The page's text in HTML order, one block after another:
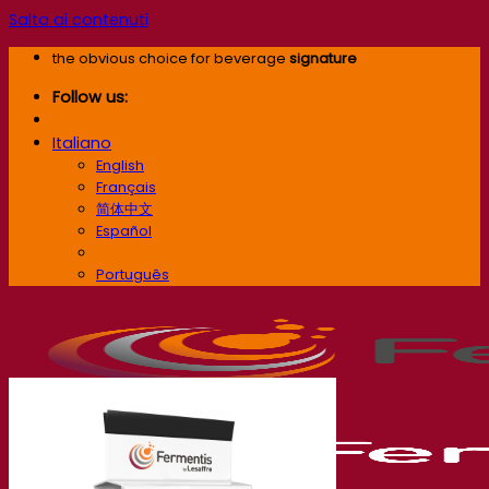
Salta ai contenuti
the obvious choice for beverage signature
Follow us:
Italiano
English
Français
简体中文
Español
Português